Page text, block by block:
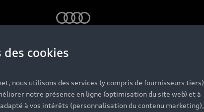
cookies
nous utilisons des services (y compris de fournisseurs tiers)
notre présence en ligne (optimisation du site web) et à
à vos intérêts (personnalisation du contenu marketing),